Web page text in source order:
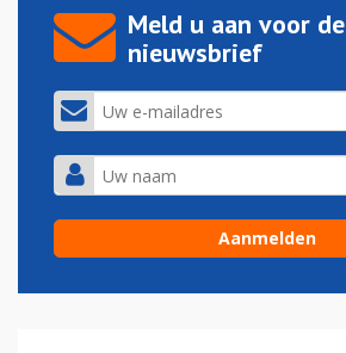
Meld u aan voor de
nieuwsbrief